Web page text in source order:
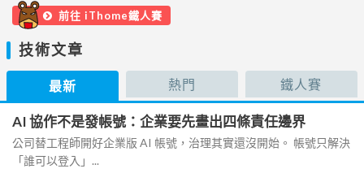
前往 iThome鐵人賽
技術文章
最新 熱門 鐵人賽
AI 協作不是發帳號：企業要先畫出四條責任邊界
公司替工程師開好企業版 AI 帳號，治理其實還沒開始。 帳號只解決
「誰可以登入」...